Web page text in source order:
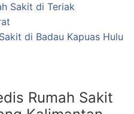
Sakit di Teriak
di Badau Kapuas Hulu
Rumah Sakit